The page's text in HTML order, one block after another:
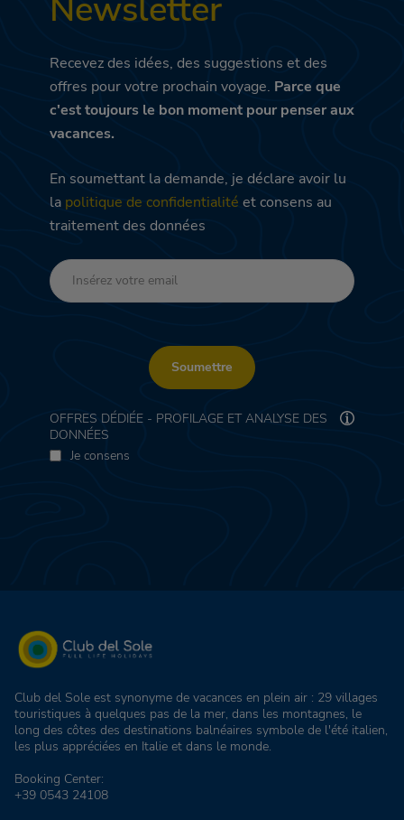
Recevez des idées, des suggestions et des
offres pour votre prochain voyage. Parce que
c'est toujours le bon moment pour penser aux
vacances.
En soumettant la demande, je déclare avoir lu
la politique de confidentialité et consens au
traitement des données
Soumettre
OFFRES DÉDIÉE - PROFILAGE ET ANALYSE DES
DONNÉES
Je consens
Club del Sole est synonyme de vacances en plein air : 29 villages
touristiques à quelques pas de la mer, dans les montagnes, le
long des côtes des destinations balnéaires symbole de l'été italien,
les plus appréciées en Italie et dans le monde.
Booking Center:
+39 0543 24108